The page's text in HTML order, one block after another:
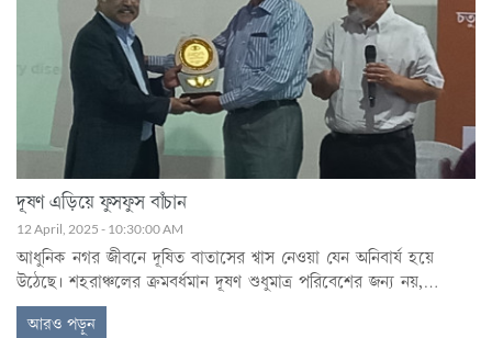
দূষণ এড়িয়ে ফুসফুস বাঁচান
12 April, 2025 - 10:30:00 AM
আধুনিক নগর জীবনে দূষিত বাতাসের শ্বাস নেওয়া যেন অনিবার্য হয়ে
উঠেছে। শহরাঞ্চলের ক্রমবর্ধমান দূষণ শুধুমাত্র পরিবেশের জন্য নয়,
মানবদেহের জন্যও এক গুরুতর হুমকি।
আরও পড়ুন